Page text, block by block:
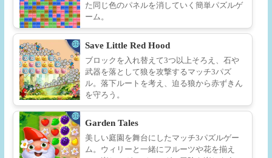
た同じ色のパネルを消していく簡単パズルゲ
ーム。
Save Little Red Hood
ブロックを入れ替えて3つ以上そろえ、石や
武器を落として狼を攻撃するマッチ3パズ
ル。落下ルートを考え、迫る狼から赤ずきん
を守ろう。
Garden Tales
美しい庭園を舞台にしたマッチ3パズルゲー
ム。ウィリーと一緒にフルーツや花を揃え